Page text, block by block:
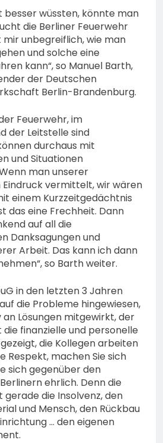
besser wüssten, könnte man
die Berliner Feuerwehr
mir unbegreiflich, wie man
und solche eine
kann“, so Manuel Barth,
der Deutschen
Berlin-Brandenburg.
Feuerwehr, im
der Leitstelle sind
durchaus mit
und Situationen
man unserer
vermittelt, wir wären
einem Kurzzeitgedächtnis
das eine Frechheit. Dann
auf all die
Danksagungen und
Arbeit. Das kann ich dann
so Barth weiter.
in den letzten 3 Jahren
die Probleme hingewiesen,
Lösungen mitgewirkt, der
finanzielle und personelle
die Kollegen arbeiten
Respekt, machen Sie sich
sich gegenüber den
ehrlich. Denn die
die Insolvenz, den
und Mensch, den Rückbau
… den eigenen